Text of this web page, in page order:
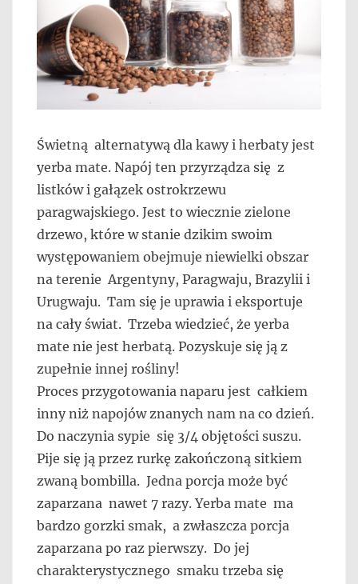
Świetną alternatywą dla kawy i herbaty jest
yerba mate. Napój ten przyrządza się z
listków i gałązek ostrokrzewu
paragwajskiego. Jest to wiecznie zielone
drzewo, które w stanie dzikim swoim
występowaniem obejmuje niewielki obszar
na terenie Argentyny, Paragwaju, Brazylii i
Urugwaju. Tam się je uprawia i eksportuje
na cały świat. Trzeba wiedzieć, że yerba
mate nie jest herbatą. Pozyskuje się ją z
zupełnie innej rośliny!
Proces przygotowania naparu jest całkiem
inny niż napojów znanych nam na co dzień.
Do naczynia sypie się 3/4 objętości suszu.
Pije się ją przez rurkę zakończoną sitkiem
zwaną bombilla. Jedna porcja może być
zaparzana nawet 7 razy. Yerba mate ma
bardzo gorzki smak, a zwłaszcza porcja
zaparzana po raz pierwszy. Do jej
charakterystycznego smaku trzeba się